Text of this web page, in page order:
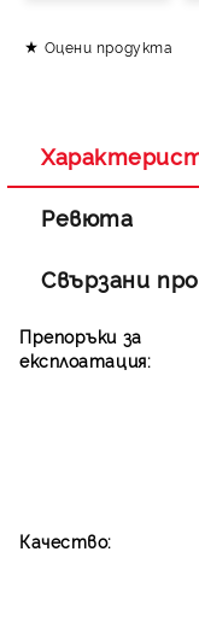
Оцени продукта
Ревюта
Свързани
Препоръки за
експлоатация:
Качество: